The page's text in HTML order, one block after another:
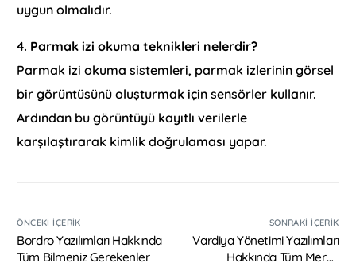
uygun olmalıdır.
4. Parmak izi okuma teknikleri nelerdir?
Parmak izi okuma sistemleri, parmak izlerinin görsel
bir görüntüsünü oluşturmak için sensörler kullanır.
Ardından bu görüntüyü kayıtlı verilerle
karşılaştırarak kimlik doğrulaması yapar.
ÖNCEKI İÇERIK
Bordro Yazılımları Hakkında
Tüm Bilmeniz Gerekenler
SONRAKI İÇERIK
Vardiya Yönetimi Yazılımları
Hakkında Tüm Merak